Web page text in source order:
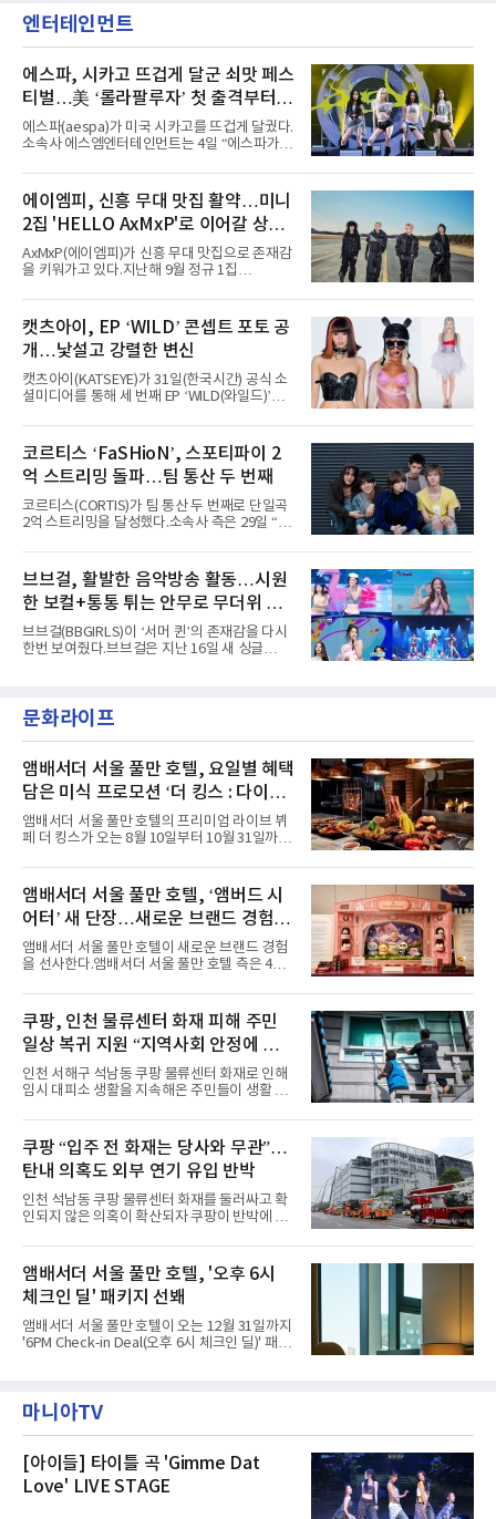
엔터테인먼트
에스파, 시카고 뜨겁게 달군 쇠맛 페스
티벌…美 ‘롤라팔루자’ 첫 출격부터
증명한 존재감
에스파(aespa)가 미국 시카고를 뜨겁게 달궜다.
소속사 에스엠엔터테인먼트는 4일 “에스파가
서 열린 ‘롤라팔루자 시카고’(Lollapalooza
Chicago)의 알리안츠 스테이지에 올랐다”며
“총 14곡으로 구성된 세트리스트를 선사, 데뷔 7
년 차다운 노련한 무대 매너와 파워풀한 에너지
로 현장의 분위기를 압도했다”고 밝혔다.1991
년 시작된 ‘롤라팔루자’는 8개 스테이지, 170여
팀의 아티스트와 40만 명 이상의 관객이 운집하
코르티스 등 K팝 스타들이 출연진 명단에 이름
을 올렸다.이날 에스파는
에이엠피, 신흥 무대 맛집 활약…미니
2집 'HELLO AxMxP'로 이어갈 상승
세
AxMxP(에이엠피)가 신흥 무대 맛집으로 존재감
을 키워가고 있다.지난해 9월 정규 1집
AxMxP는 데뷔 전부터 버스킹과 각종 페스티벌,
공연 무대에 오르며 실전 경험을 쌓아왔다.이들
은 소속사 패밀리 콘서트를 비롯해 '뷰티풀 민트
라이프 2025', '2025 부산국제록페스티벌' 등 대
형 무대에 잇달아 출연해 당찬 에너지와 풋풋한
매력으로 음악팬들의 눈도장을 찍었다.이후
AxMxP는 '카운트다운 판타지 2025-2026',
정적인 실력을 입증했고, 올해 '2026 어썸뮤직
페스티벌', '뷰티풀 민트 라이프 2026', '2026
캣츠아이, EP ‘WILD’ 콘셉트 포토 공
개…낯설고 강렬한 변신
캣츠아이(KATSEYE)가 31일(한국시간) 공식 소
셜미디어를 통해 세 번째 EP ‘WILD(와일드)’의
heart(와일드 하트)’라는 제목이 붙은 콘셉트 포
토에는 멤버들의 본능적이고 야성적인 면모가
강렬하게 담겼다. 짙은 아이섀도와 푸른빛·금빛·
붉은빛의 컬러 렌즈가 비현실적인 분위기를 자
아내고, 여러 원색이 불규칙하게 뒤섞인 멀티컬
러 헤어와 과감한 블루·블랙 립 메이크업이 낯설
고도 매혹적인 비주얼을 완성했다.스타일링 역
엣을 거침없이 결합했다. 멤버들은 각기 다른 개
성을 살린 스타일링을 선
코르티스 ‘FaSHioN’, 스포티파이 2
억 스트리밍 돌파…팀 통산 두 번째
코르티스(CORTIS)가 팀 통산 두 번째로 단일곡
2억 스트리밍을 달성했다.소속사 측은 29일 “코
벌 오디오·음원 스트리밍 플랫폼 스포티파이에
서 27일 자로 누적 재생 수 2억 회를 돌파했
다”고 밝혔다.곡이 발표된 지 약 10개월 만이다.
팀의 첫 번째 2억 스트리밍 곡은 동일 음반에 수
록된 ‘GO!’다. 이 노래는 공개 약 9개월 만인 지
난달 26일 자에 2억 고지를 밟았다. 이는 최근 5
년 내 데뷔한 보이그룹의 곡 중 최단기 2억 달성
했다. “내 티, 5 bucks 바지는, 만원” 등 멤버들
의 라이프 스타일
브브걸, 활발한 음악방송 활동…시원
한 보컬+통통 튀는 안무로 무더위 사
냥
브브걸(BBGIRLS)이 ‘서머 퀸’의 존재감을 다시
한번 보여줬다.브브걸은 지난 16일 새 싱글
MBC '쇼! 음악중심', SBS '인기가요' 등 주요 음
악방송 무대에 올라 화려한 퍼포먼스를 펼쳤다.
력을 앞세워 매 무대 색다른 볼거리를 선사했다.
특히 화사한 파스텔 톤의 비치웨어부터 청량한
마린룩, 햇살 아래 반짝이는 물결을 연상시키는
스커트, 강렬한 붉은 계열의 스타일링까지 각기
다른 매력을 선보였다. 브브걸은 다채로운 여름
패션을 완벽하게 소화하며 보
문화라이프
앰배서더 서울 풀만 호텔, 요일별 혜택
담은 미식 프로모션 ‘더 킹스 : 다이닝
프리빌리지즈’ 선봬
앰배서더 서울 풀만 호텔의 프리미엄 라이브 뷔
페 더 킹스가 오는 8월 10일부터 10월 31일까지
즈’를 선보인다.앰배서더 서울 풀만 호텔 측은
“요일마다 다른 즐거움과 한층 깊어진 미식의 여
유를 경험할 수 있도록 기획했다”고 밝혔다.먼저
월요일과 화요일에는 한 주의 문을 여는 여유로
운 식사를 테마로 다양한 혜택이 마련된다. 런치
이용 시 성인 5인 이상 사전 예약 고객에게 성인
1인 무료 혜택을 제공하며, 디너 이용 시에는 성
유료 회원 고객을 대상으로 5% 추가 할인 또는
바우처 1매 추가
앰배서더 서울 풀만 호텔, ‘앰버드 시
어터’ 새 단장…새로운 브랜드 경험 선
사
앰배서더 서울 풀만 호텔이 새로운 브랜드 경험
을 선사한다.앰배서더 서울 풀만 호텔 측은 4일
이야기를 담은 인형 극장 콘셉트의 공간 ‘앰버드
시어터(Ambird Theater)’를 새롭게 선보인
다”고 밝혔다.앰배서더 서울 풀만 호텔은 로비
한편에 마련된 앰버드 존을 통해 앰버드의 세계
관을 소개해왔다. 앰버드 존은 앰버드가 우주여
행 중 수집한 다양한 굿즈를 전시한 '앰버드 플래
닛(Ambird Planet)과 계절별 플라워 연출로 사
라 극장을 모티브로 한 데코레이션으로 구성됐
다. 무대 공간 및 티켓 박스
쿠팡, 인천 물류센터 화재 피해 주민
일상 복귀 지원 “지역사회 안정에 총
력”
인천 서해구 석남동 쿠팡 물류센터 화재로 인해
임시 대피소 생활을 지속해온 주민들이 생활 터
필먼트서비스(CFS)가 지난 28일부터 화재 피해
주민을 대상으로 전문 출장 청소서비스 지원에
나섬으로써 본격적인 지역사회 복구 작업이 시
작된 것이다.대피소 주민 중심 청소 접수, 첫날
부터 2가구 지원 완료CFS는 신현초등학교, 신
현북초등학교, 신현여자중학교 등 인천 서해구
관내 임시 대피소 3곳에서 체류해온 화재 피해
민들의 호응 속에 CFS는 즉시 행동에 나섰다. 지
난 28일 오후 전문 청소업체와
쿠팡 “입주 전 화재는 당사와 무관”…
탄내 의혹도 외부 연기 유입 반박
인천 석남동 쿠팡 물류센터 화재를 둘러싸고 확
인되지 않은 의혹이 확산되자 쿠팡이 반박에 나
에 대해서는 외부 화재 연기 유입이라고 설명했
고, 2023년 같은 물류센터에서 발생한 화재에
대해서도 쿠팡 입주 전 공사 과정에서 벌어진 일
이라며 선을 그었다.쿠팡은 21일 인천 물류센터
내부에서 불이 타는 냄새가 났다는 의혹과 관련
해 “사실무근”이라는 입장을 밝혔다.회사 측은
“인근에서 지난 15일 다른 회사에서 발생한 대
것으로 확인됐다”고 설명했다.이어 “정확한 화
재 원인은 추후 조사될
앰배서더 서울 풀만 호텔, '오후 6시
체크인 딜' 패키지 선봬
앰배서더 서울 풀만 호텔이 오는 12월 31일까지
'6PM Check-in Deal(오후 6시 체크인 딜)' 패키
텔 측은 “퇴근 후 또는 주말 도심 속에서 짧지만
온전한 휴식을 원하는 고객들에게 특별한 경험
제큐티브 두 가지 타입으로 구성된다. 디럭스 패
키지는 객실 1박(룸 온리)으로 심플한 호캉스를
즐길 수 있으며, 이그제큐티브 패키지는 객실 1
마니아TV
[아이들] 타이틀 곡 'Gimme Dat
Love' LIVE STAGE